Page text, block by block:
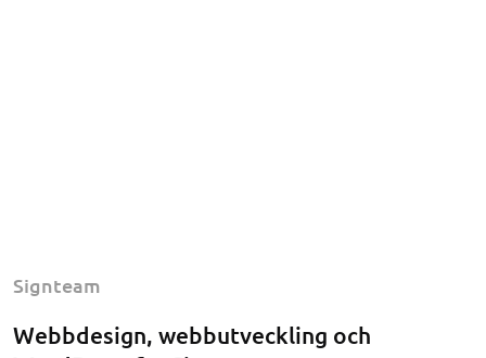
Signteam
Webbdesign, webbutveckling och